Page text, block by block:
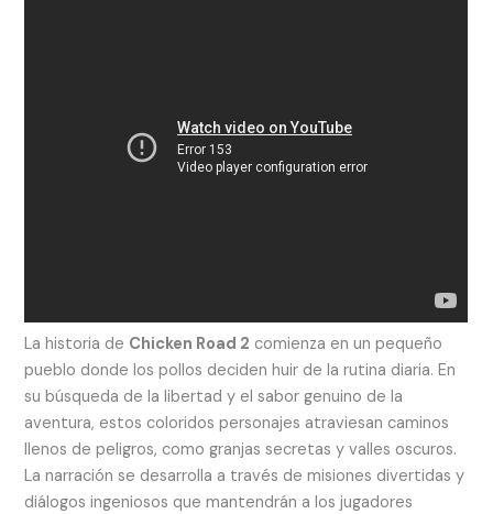
La historia de Chicken Road 2 comienza en un pequeño
pueblo donde los pollos deciden huir de la rutina diaria. En
su búsqueda de la libertad y el sabor genuino de la
aventura, estos coloridos personajes atraviesan caminos
llenos de peligros, como granjas secretas y valles oscuros.
La narración se desarrolla a través de misiones divertidas y
diálogos ingeniosos que mantendrán a los jugadores